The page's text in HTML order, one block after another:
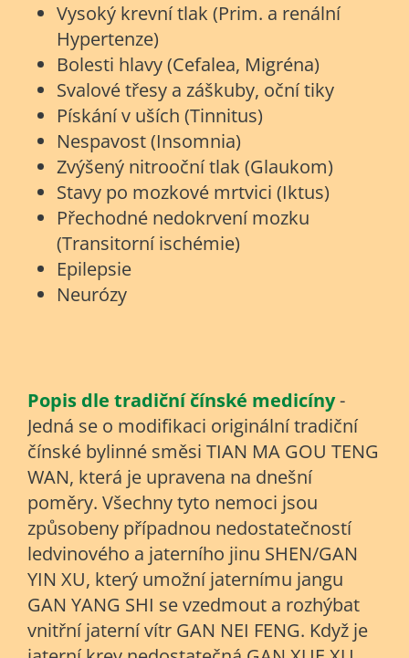
Vysoký krevní tlak (Prim. a renální
Hypertenze)
Bolesti hlavy (Cefalea, Migréna)
Svalové třesy a záškuby, oční tiky
Pískání v uších (Tinnitus)
Nespavost (Insomnia)
Zvýšený nitrooční tlak (Glaukom)
Stavy po mozkové mrtvici (Iktus)
Přechodné nedokrvení mozku
(Transitorní ischémie)
Epilepsie
Neurózy
Popis dle tradiční čínské medicíny-
Jedná se o modifikaci originální tradiční
čínské bylinné směsi TIAN MA GOU TENG
WAN, která je upravena na dnešní
poměry. Všechny tyto nemoci jsou
způsobeny případnou nedostatečností
ledvinového a jaterního jinu SHEN/GAN
YIN XU, který umožní jaternímu jangu
GAN YANG SHI se vzedmout a rozhýbat
vnitřní jaterní vítr GAN NEI FENG. Když je